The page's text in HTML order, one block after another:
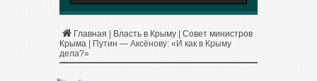
Главная Власть в Крыму
Совет министров
Крыма
Путин — Аксёнову: «И как в Крыму
дела?»